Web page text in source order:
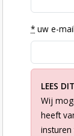
* uw e-mail
LEES
Wij
heeft